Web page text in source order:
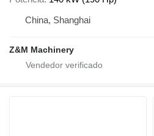
China, Shanghai
Z&M Machinery